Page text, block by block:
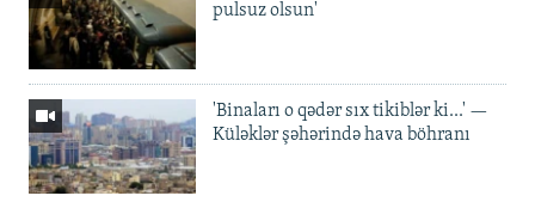
pulsuz olsun'
'Binaları o qədər sıx tikiblər ki...' —
Küləklər şəhərində hava böhranı